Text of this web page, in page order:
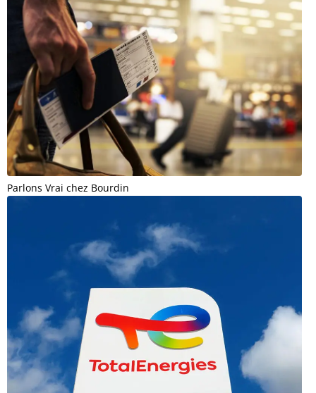
Parlons Vrai chez Bourdin